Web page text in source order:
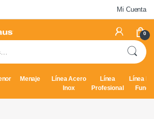
Mi Cuenta
0
Menaje
Línea Acero
Inox
Línea
Profesional
Línea